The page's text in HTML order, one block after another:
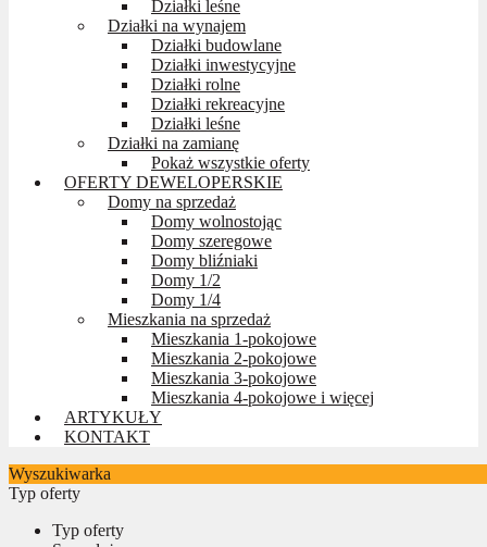
Działki leśne
Działki na wynajem
Działki budowlane
Działki inwestycyjne
Działki rolne
Działki rekreacyjne
Działki leśne
Działki na zamianę
Pokaż wszystkie oferty
OFERTY DEWELOPERSKIE
Domy na sprzedaż
Domy wolnostojąc
Domy szeregowe
Domy bliźniaki
Domy 1/2
Domy 1/4
Mieszkania na sprzedaż
Mieszkania 1-pokojowe
Mieszkania 2-pokojowe
Mieszkania 3-pokojowe
Mieszkania 4-pokojowe i więcej
ARTYKUŁY
KONTAKT
Wyszukiwarka
Typ oferty
Typ oferty